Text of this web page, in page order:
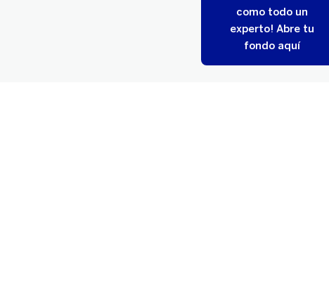
como todo un
experto! Abre tu
fondo aquí